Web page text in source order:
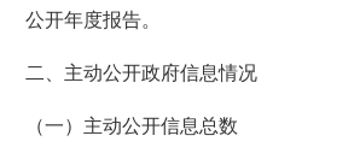
公开年度报告。
二、主动公开政府信息情况
（一）主动公开信息总数